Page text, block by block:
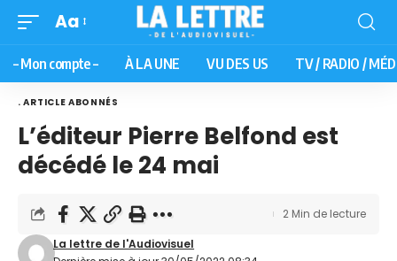
Aa
– Mon compte – À LA UNE VU DES US TV / RADIO /
. ARTICLE ABONNÉS
L’éditeur Pierre Belfond est
décédé le 24 mai
La lettre de l'Audiovisuel
2 Min de lecture